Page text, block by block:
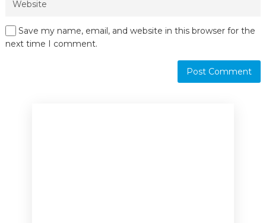
Save my name, email, and website in this browser for the
next time I comment.